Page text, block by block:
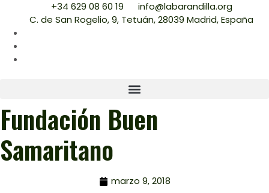
+34 629 08 60 19
info@labarandilla.org
C. de San Rogelio, 9, Tetuán, 28039 Madrid, España
Fundación Buen
Samaritano
marzo 9, 2018